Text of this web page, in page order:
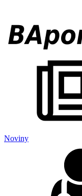
Noviny